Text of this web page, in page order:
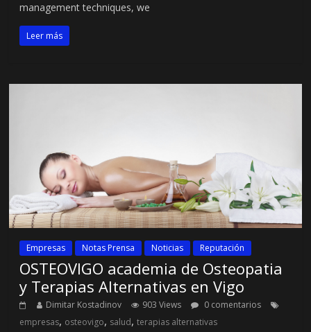
management techniques, we
Leer más
Empresas Notas Prensa Noticias Reputación
OSTEOVIGO academia de Osteopatia
y Terapias Alternativas en Vigo
Dimitar Kostadinov 903 Views
0 comentarios
empresas, osteovigo, salud,terapias alternativas